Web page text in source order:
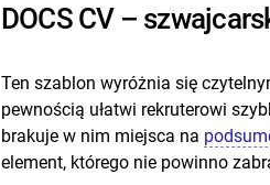
DOCS CV –
Ten szablon wyróżnia się
pewnością ułatwi rekruterowi
brakuje w nim miejsca na
element, którego nie powinno